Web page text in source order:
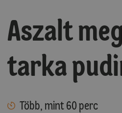
Aszalt
tarka
Több, mint 60 perc